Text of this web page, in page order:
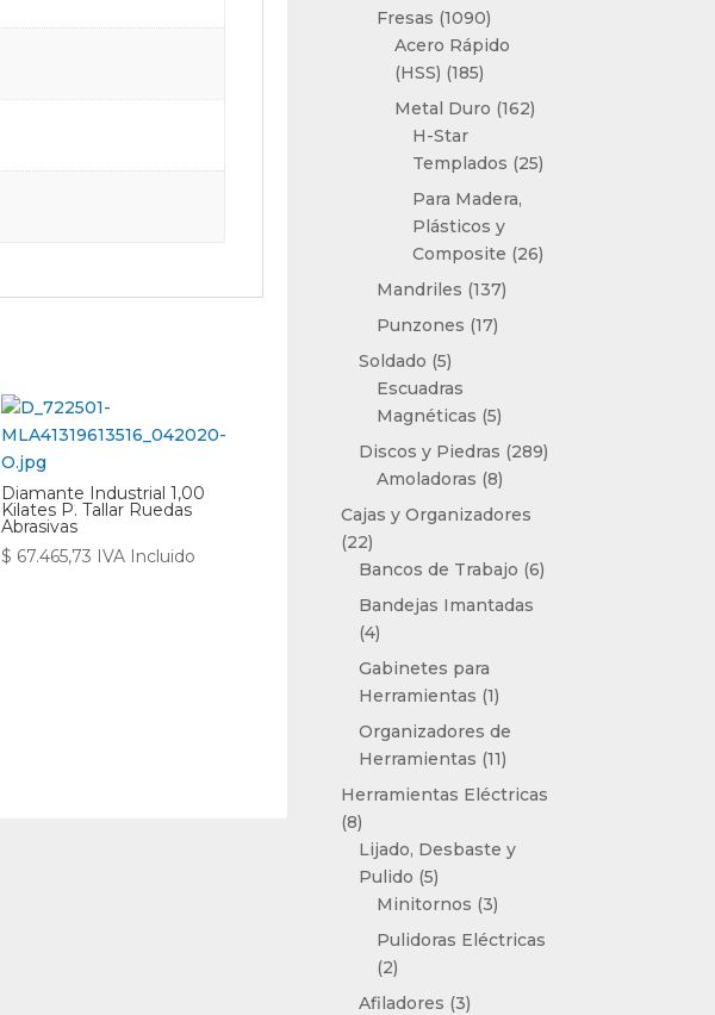
Diamante Industrial 1,00
Kilates P. Tallar Ruedas
Abrasivas
$ 67.465,73 IVA Incluido
Fresas 10901090
productos
Acero Rápido
(HSS) 185185
productos
Metal Duro 162162
H-Star
Templados
2525
Para Madera,
Plásticos y
Composite
2626
Mandriles 137137
Punzones 1717
Soldado 55
productos
Escuadras
Magnéticas 55
productos
Discos y Piedras 289289
Amoladoras 88
Cajas y Organizadores
2222
productos
Bancos de Trabajo 66
Bandejas Imantadas
44
productos
Gabinetes para
Herramientas 11
producto
Organizadores de
Herramientas 1111
productos
Herramientas Eléctricas
88
productos
Lijado, Desbaste y
Pulido 55
productos
Minitornos 33
productos
Pulidoras Eléctricas
22
productos
Afiladores 33